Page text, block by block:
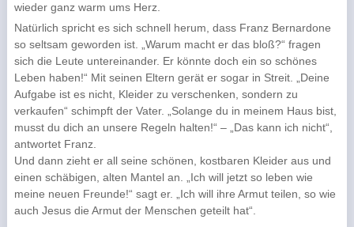
wieder ganz warm ums Herz.
Natürlich spricht es sich schnell herum, dass Franz Bernardone
so seltsam geworden ist. „Warum macht er das bloß?“ fragen
sich die Leute untereinander. Er könnte doch ein so schönes
Leben haben!“ Mit seinen Eltern gerät er sogar in Streit. „Deine
Aufgabe ist es nicht, Kleider zu verschenken, sondern zu
verkaufen“ schimpft der Vater. „Solange du in meinem Haus bist,
musst du dich an unsere Regeln halten!“ – „Das kann ich nicht“,
antwortet Franz.
Und dann zieht er all seine schönen, kostbaren Kleider aus und
einen schäbigen, alten Mantel an. „Ich will jetzt so leben wie
meine neuen Freunde!“ sagt er. „Ich will ihre Armut teilen, so wie
auch Jesus die Armut der Menschen geteilt hat“.